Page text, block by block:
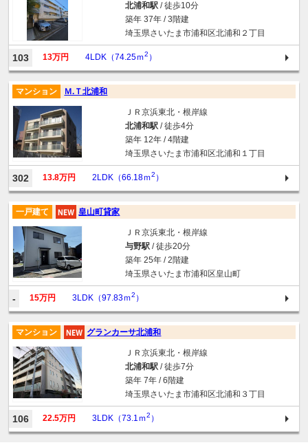
北浦和駅/ 徒歩10分
築年 37年 / 3階建
埼玉県さいたま市浦和区北浦和２丁目
103 13万円 4LDK（74.25ｍ2 ）
マンション Ｍ.Ｔ北浦和
ＪＲ京浜東北・根岸線
北浦和駅/ 徒歩4分
築年 12年 / 4階建
埼玉県さいたま市浦和区北浦和１丁目
302 13.8万円 2LDK（66.18ｍ2 ）
一戸建て 皇山町貸家
ＪＲ京浜東北・根岸線
与野駅/ 徒歩20分
築年 25年 / 2階建
埼玉県さいたま市浦和区皇山町
- 15万円 3LDK（97.83ｍ2 ）
マンション グランカーサ北浦和
ＪＲ京浜東北・根岸線
北浦和駅/ 徒歩7分
築年 7年 / 6階建
埼玉県さいたま市浦和区北浦和３丁目
106 22.5万円 3LDK（73.1ｍ2 ）